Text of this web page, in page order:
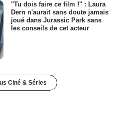
"Tu dois faire ce film !" : Laura
Dern n'aurait sans doute jamais
joué dans Jurassic Park sans
les conseils de cet acteur
Ciné & Séries